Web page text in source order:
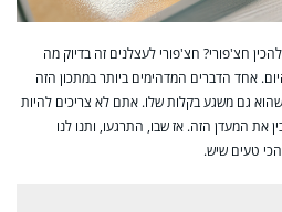
חצ'פורי? חצ'פורי לעצלנים זה בדיוק מה
אחד הדברים המדהימים ביותר במתכון הזה
גם משגע בקלות שלו. אתם לא צריכים להיות
את המעדן הזה. אז שבו, התרגעו, ותנו לנו
טעים שיש.